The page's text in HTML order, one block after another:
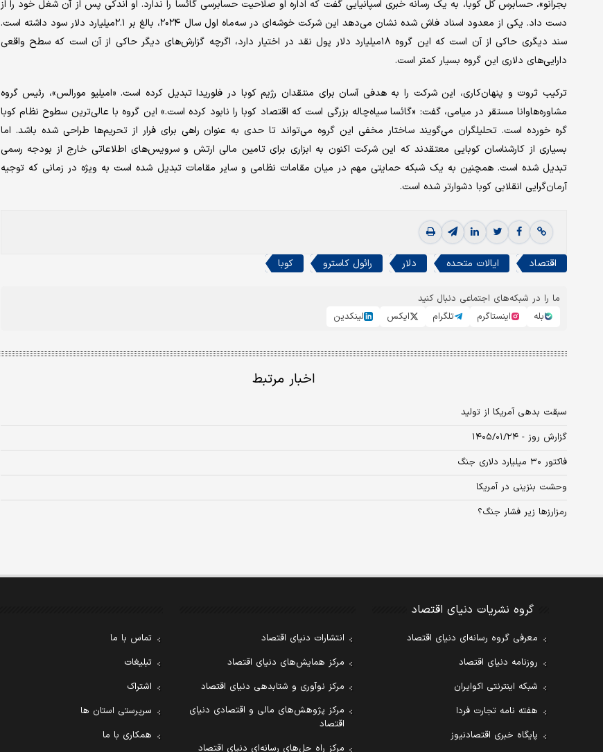
بجرانو»، حسابرس کل کوبا، به یک رسانه خبری اسپانیایی گفت که اداره او ​​صلاحیت حسابرسی گائسا را ​​ندارد. او اندکی پس از آن شغل خود را از
دست داد. یکی از معدود اسناد فاش شده نشان می‌دهد این شرکت خوشه‌ای در سه‌ماه اول سال ۲۰۲۴، بالغ بر ۲.۱‌میلیارد دلار سود داشته است.
سند دیگری حاکی از آن است که این گروه ۱۸‌میلیارد دلار پول نقد در اختیار دارد، اگرچه گزارش‌های دیگر حاکی از آن است که سطح واقعی
دارایی‌های دلاری این گروه بسیار کمتر است.
ترکیب ثروت و پنهان‌کاری، این شرکت را به هدفی آسان برای منتقدان رژیم کوبا در فلوریدا تبدیل کرده است. «امیلیو مورالس»، رئیس گروه
مشاوره‌هاوانا مستقر در میامی، گفت: «گائسا سیاه‌چاله بزرگی است که اقتصاد کوبا را نابود کرده است.» این گروه با عالی‌ترین سطوح نظام کوبا
گره خورده است. تحلیلگران می‌گویند ساختار مخفی این گروه می‌تواند تا حدی به عنوان راهی برای فرار از تحریم‌ها طراحی شده باشد. اما
بسیاری از کارشناسان کوبایی معتقدند که این شرکت اکنون به ابزاری برای تامین مالی ارتش و سرویس‌های اطلاعاتی خارج از بودجه رسمی
تبدیل شده است. همچنین به یک شبکه حمایتی مهم در میان مقامات نظامی و سایر مقامات تبدیل شده است به ویژه در زمانی که توجیه
آرمان‌گرایی انقلابی کوبا دشوارتر شده است.
اقتصاد ایالات متحده دلار رائول کاسترو کوبا
ما را در شبکه‌های اجتماعی دنبال کنید
بله
اینستاگرم تلگرام ایکس لینکدین
اخبار مرتبط
سبقت بدهی آمریکا از تولید
گزارش روز - ۱۴۰۵/۰۱/۲۴
فاکتور ۳۰‌ میلیارد دلاری جنگ
وحشت بنزینی در آمریکا
رمزارزها زیر فشار جنگ؟
گروه نشریات دنیای اقتصاد
معرفی گروه رسانه‌ای دنیای اقتصاد
روزنامه دنیای اقتصاد
شبکه اینترنتی اکوایران
هفته نامه تجارت فردا
پایگاه خبری اقتصادنیوز
انتشارات دنیای اقتصاد
مرکز همایش‌های دنیای اقتصاد
مرکز نوآوری و شتابدهی دنیای اقتصاد
مرکز پژوهش‌های مالی و اقتصادی دنیای
اقتصاد
مرکز راه حل‌های رسانه‌ای دنیای اقتصاد
تماس با ما
تبلیغات
اشتراک
سرپرستی استان ها
همکاری با ما